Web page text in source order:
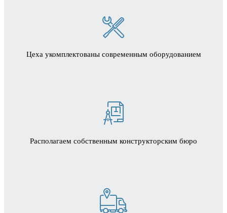
Цеха укомплектованы современным оборудованием
Располагаем собственным конструкторским бюро